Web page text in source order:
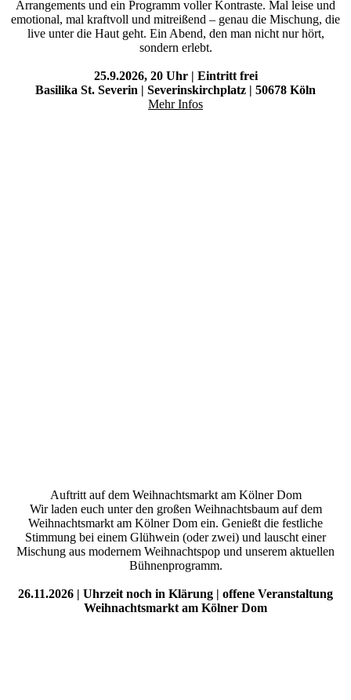
Arrangements und ein Programm voller Kontraste. Mal leise und
emotional, mal kraftvoll und mitreißend – genau die Mischung, die
live unter die Haut geht. Ein Abend, den man nicht nur hört,
sondern erlebt.
25.9.2026, 20 Uhr | Eintritt frei
Basilika St. Severin | Severinskirchplatz | 50678 Köln
Mehr Infos
Auftritt auf dem Weihnachtsmarkt am Kölner Dom
Wir laden euch unter den großen Weihnachtsbaum auf dem
Weihnachtsmarkt am Kölner Dom ein. Genießt die festliche
Stimmung bei einem Glühwein (oder zwei) und lauscht einer
Mischung aus modernem Weihnachtspop und unserem aktuellen
Bühnenprogramm.
26.11.2026 | Uhrzeit noch in Klärung | offene Veranstaltung
Weihnachtsmarkt am Kölner Dom